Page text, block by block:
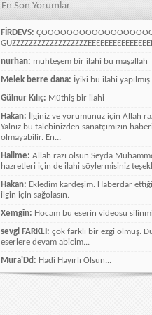
En Son Yorumlar
FİRDEVS:
nurhan: muhteşem bir ilahi bu maşallah
Melek berre dana: İyiki bu ilahi yapılmış
Gülnur Kılıç: Müthiş bir ilahi
Hakan: İlginiz ve yorumunuz için Allah
Yalnız bu talebinizden sanatçımızın haberi
olmayabilir. En...
Halime: Allah razı olsun Seyda
hazretleri için de ilahi söylermisiniz
Hakan: Ekledim kardeşim. Haberdar
ilgin için sağolasın.
Xemgîn: Hocam bu eserin videosu
sevgi FARKLI: çok farklı bir ezgi olmuş.
eserlere devam abicim...
Mura'Dd: Hadi Hayırlı Olsun...